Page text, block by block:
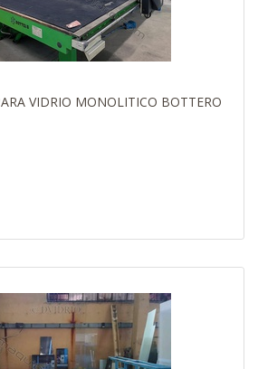
VIDRIO MONOLITICO BOTTERO